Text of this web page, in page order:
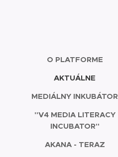
O PLATFORME
AKTUÁLNE
MEDIÁLNY INKUBÁTOR
"V4 MEDIA LITERACY
INCUBATOR"
AKANA - TERAZ